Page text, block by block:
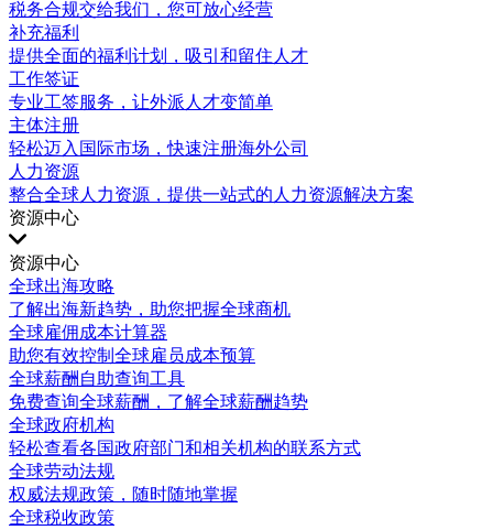
税务合规交给我们，您可放心经营
补充福利
提供全面的福利计划，吸引和留住人才
工作签证
专业工签服务，让外派人才变简单
主体注册
轻松迈入国际市场，快速注册海外公司
人力资源
整合全球人力资源，提供一站式的人力资源解决方案
资源中心
资源中心
全球出海攻略
了解出海新趋势，助您把握全球商机
全球雇佣成本计算器
助您有效控制全球雇员成本预算
全球薪酬自助查询工具
免费查询全球薪酬，了解全球薪酬趋势
全球政府机构
轻松查看各国政府部门和相关机构的联系方式
全球劳动法规
权威法规政策，随时随地掌握
全球税收政策